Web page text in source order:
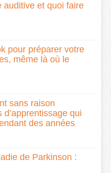
auditive et quoi faire
pour préparer votre
même là où le
sans raison
qui
des années
de Parkinson :